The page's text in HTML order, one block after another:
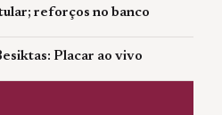
reforços no banco
Placar ao vivo